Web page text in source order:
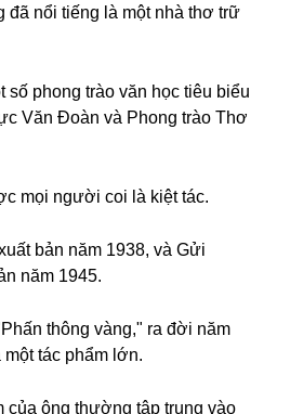
đã nổi tiếng là một nhà thơ trữ
số phong trào văn học tiêu biểu
Văn Đoàn và Phong trào Thơ
mọi người coi là kiệt tác.
bản năm 1938, và Gửi
năm 1945.
thông vàng," ra đời năm
tác phẩm lớn.
của ông thường tập trung vào